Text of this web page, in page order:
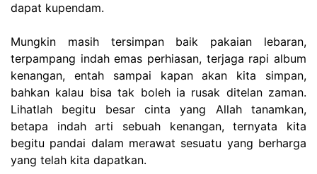
dapat kupendam.
Mungkin masih tersimpan baik pakaian lebaran,
terpampang indah emas perhiasan, terjaga rapi album
kenangan, entah sampai kapan akan kita simpan,
bahkan kalau bisa tak boleh ia rusak ditelan zaman.
Lihatlah begitu besar cinta yang Allah tanamkan,
betapa indah arti sebuah kenangan, ternyata kita
begitu pandai dalam merawat sesuatu yang berharga
yang telah kita dapatkan.